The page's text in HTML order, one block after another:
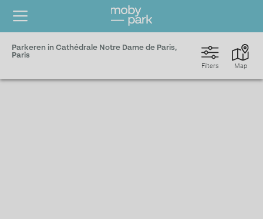
Parkeren in Cathédrale Notre Dame de Paris,
Paris
Map
Filters